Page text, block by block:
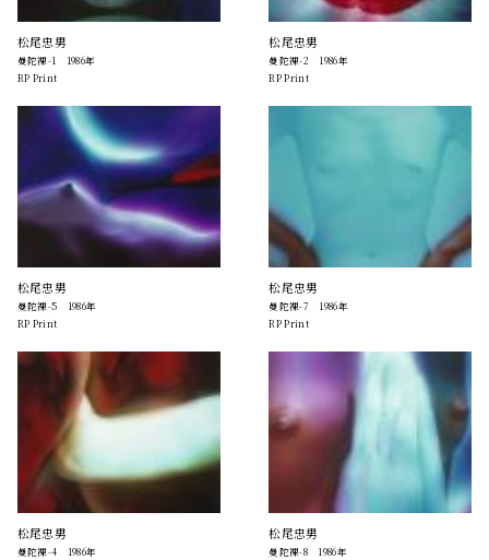
松尾忠男
曼陀裸-1 1986年
RP Print
松尾忠男
曼陀裸-2 1986年
RP Print
松尾忠男
曼陀裸-5 1986年
RP Print
松尾忠男
曼陀裸-7 1986年
RP Print
松尾忠男
曼陀裸-4 1986年
松尾忠男
曼陀裸-8 1986年